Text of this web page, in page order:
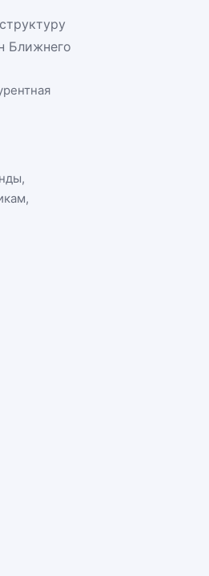
Ближнего